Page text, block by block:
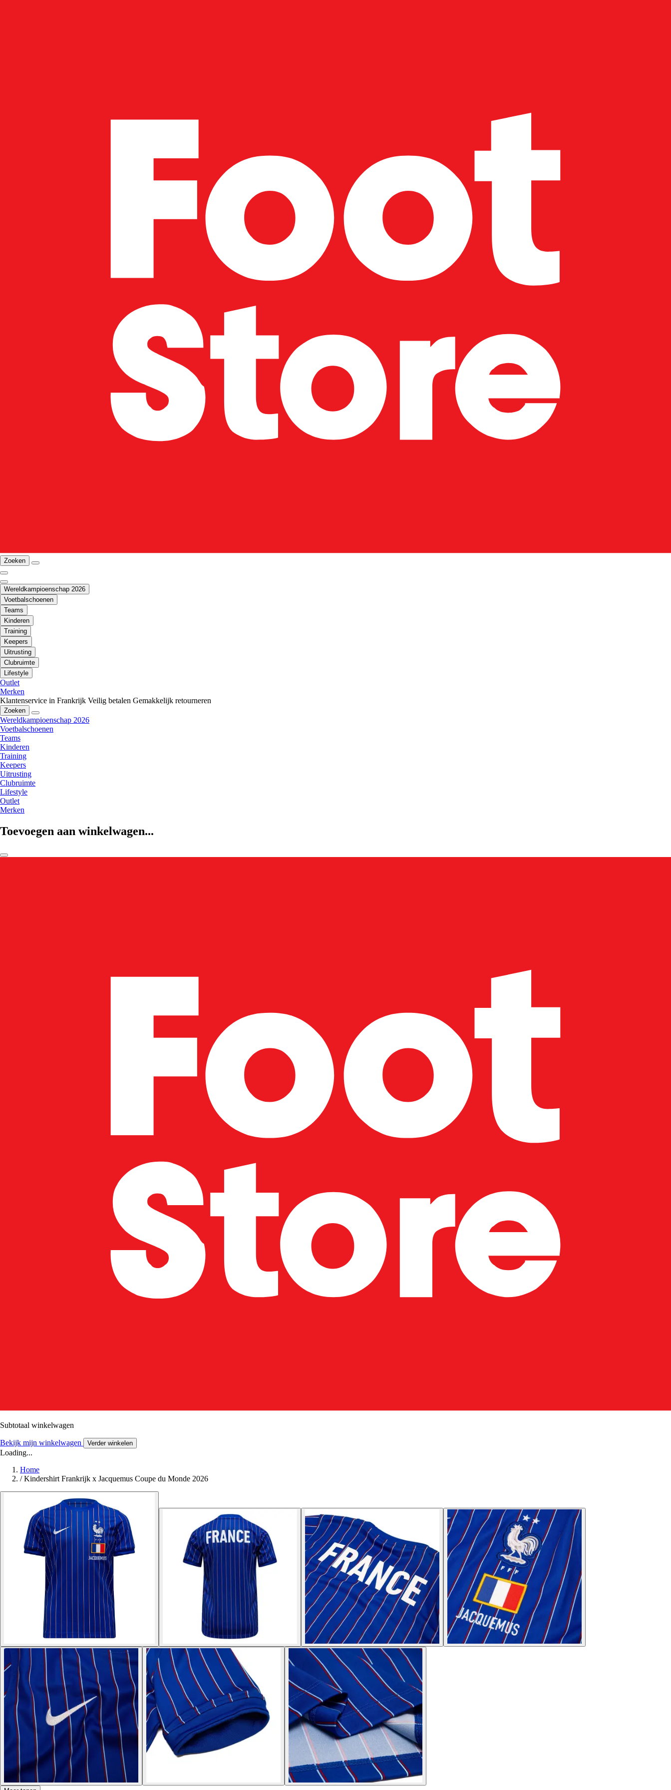
Zoeken
Wereldkampioenschap 2026
Voetbalschoenen
Teams
Kinderen
Training
Keepers
Uitrusting
Clubruimte
Lifestyle
Outlet
Merken
Klantenservice in Frankrijk Veilig betalen Gemakkelijk retourneren
Zoeken
Wereldkampioenschap 2026
Voetbalschoenen
Teams
Kinderen
Training
Keepers
Uitrusting
Clubruimte
Lifestyle
Outlet
Merken
Toevoegen aan winkelwagen...
Subtotaal winkelwagen
Bekijk mijn winkelwagen Verder winkelen
Loading...
Home
/ Kindershirt Frankrijk x Jacquemus Coupe du Monde 2026